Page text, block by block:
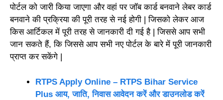
पोर्टल को जारी किया जाएगा और वहां पर जॉब कार्ड बनवाने लेबर कार्ड
बनवाने की प्रक्रिया की पूरी तरह से नई होगी | जिसको लेकर आज
किस आर्टिकल में पूरी तरह से जानकारी दी गई है | जिससे आप सभी
जान सकते हैं, कि जिससे आप सभी नए पोर्टल के बारे में पूरी जानकारी
प्राप्त कर सकेंगे |
RTPS Apply Online – RTPS Bihar Service
Plus आय, जाति, निवास आवेदन करें और डाउनलोड करें